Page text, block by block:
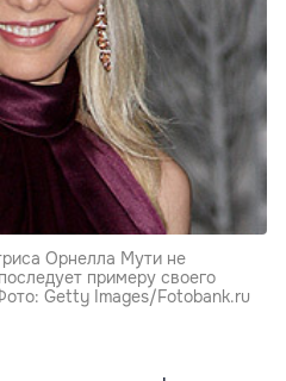
Орнелла Мути не
примеру своего
Getty Images/Fotobank.ru